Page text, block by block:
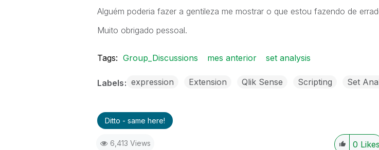
Alguém poderia fazer a gentileza me mostrar o que estou fazendo de
Muito obrigado pessoal.
Tags: Group_Discussions mes anterior set analysis
Labels expression Extension Qlik Sense Scripting Set
Ditto - same here!
6,413 Views 0 Likes